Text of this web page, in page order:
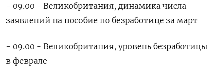
- 09.00 - Великобритания, динамика числа
заявлений на пособие по безработице за март
- 09.00 - Великобритания, уровень безработицы
в феврале